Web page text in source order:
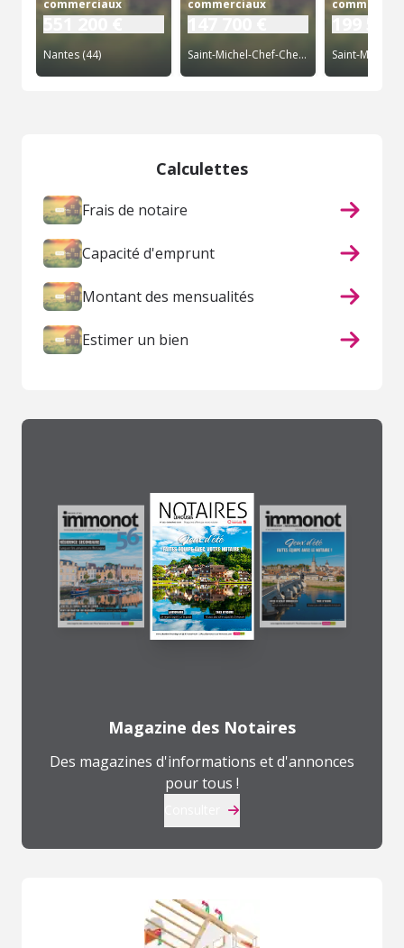
commerciaux
Nantes (44)
commerciaux
Saint-Michel-Chef-Chef (44)
Calculettes
Frais de notaire
Capacité d'emprunt
Montant des mensualités
Estimer un bien
Magazine des Notaires
Des magazines d'informations et d'annonces
pour tous !